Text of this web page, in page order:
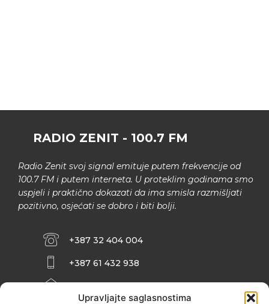
Upravljajte saglasnostima
RADIO ZENIT - 100.7 FM
Radio Zenit svoj signal emituje putem frekvencije od
100.7 FM i putem interneta. U proteklim godinama smo
uspjeli i praktično dokazati da ima smisla razmišljati
pozitivno, osjećati se dobro i biti bolji.
+387 32 404 004
+387 61 432 938
INFO@ZENIT.BA